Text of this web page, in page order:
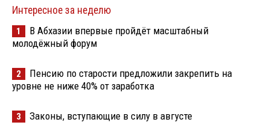
Интересное за неделю
1
В Абхазии впервые пройдёт масштабный
молодёжный форум
2
Пенсию по старости предложили закрепить на
уровне не ниже 40% от заработка
3 Законы, вступающие в силу в августе